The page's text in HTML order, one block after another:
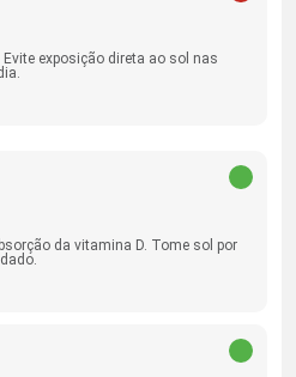
exposição direta ao sol nas
da vitamina D. Tome sol por